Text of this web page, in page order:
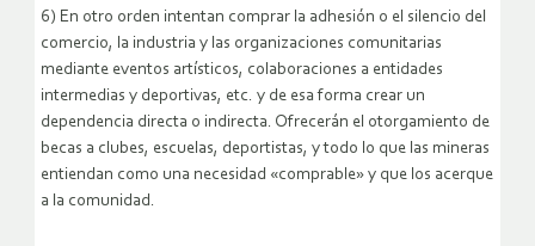
6) En otro orden intentan comprar la adhesión o el silencio del
comercio, la industria y las organizaciones comunitarias
mediante eventos artísticos, colaboraciones a entidades
intermedias y deportivas, etc. y de esa forma crear un
dependencia directa o indirecta. Ofrecerán el otorgamiento de
becas a clubes, escuelas, deportistas, y todo lo que las mineras
entiendan como una necesidad «comprable» y que los acerque
a la comunidad.